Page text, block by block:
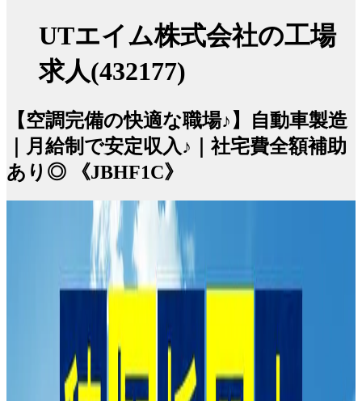
UTエイム株式会社の工場
求人(432177)
【空調完備の快適な職場♪】自動車製造
｜月給制で安定収入♪｜社宅費全額補助
あり◎ 《JBHF1C》